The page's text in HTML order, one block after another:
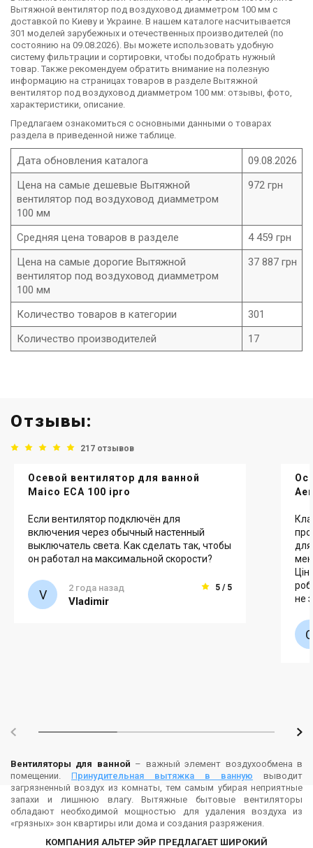
Вытяжной вентилятор под воздуховод диамметром 100 мм с
доставкой по Киеву и Украине. В нашем каталоге насчитывается
301 моделей зарубежных и отечественных производителей (по
состоянию на 09.08.2026). Вы можете использовать удобную
систему фильтрации и сортировки, чтобы подобрать нужный
товар. Также рекомендуем обратить внимание на полезную
информацию на страницах товаров в разделе Вытяжной
вентилятор под воздуховод диамметром 100 мм: отзывы, фото,
характеристики, описание.
Предлагаем ознакомиться с основными данными о товарах
раздела в приведенной ниже таблице.
Дата обновления каталога
09.08.2026
Цена на самые дешевые Вытяжной
вентилятор под воздуховод диамметром
100 мм
972 грн
Средняя цена товаров в разделе
4 459 грн
Цена на самые дорогие Вытяжной
вентилятор под воздуховод диамметром
100 мм
37 887 грн
Количество товаров в категории
301
Количество производителей
17
Отзывы:
217 отзывов
Осевой вентилятор для ванной
Maico ECA 100 ipro
Если вентилятор подключён для
включения через обычный настенный
выключатель света. Как сделать так, чтобы
он работал на максимальной скорости?
2 года назад
Vladimir
5 / 5
для
не
Вентиляторы для ванной – важный элемент воздухообмена в
помещении. Принудительная вытяжка в ванную выводит
загрязненный воздух из комнаты, тем самым убирая неприятные
запахи и лишнюю влагу. Вытяжные бытовые вентиляторы
обладают необходимой мощностью для удаления воздуха из
«грязных» зон квартиры или дома и создания разряжения.
КОМПАНИЯ АЛЬТЕР ЭЙР ПРЕДЛАГАЕТ ШИРОКИЙ